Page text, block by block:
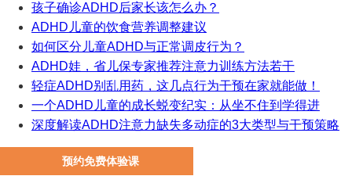
孩子确诊ADHD后家长该怎么办？
ADHD儿童的饮食营养调整建议
如何区分儿童ADHD与正常调皮行为？
ADHD娃，省儿保专家推荐注意力训练方法若干
轻症ADHD别乱用药，这几点行为干预在家就能做！
一个ADHD儿童的成长蜕变纪实：从坐不住到学得进
深度解读ADHD注意力缺失多动症的3大类型与干预策略
预约免费体验课